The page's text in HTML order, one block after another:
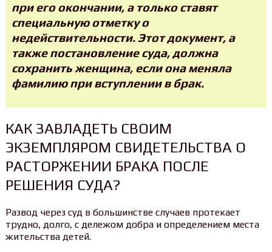
при его окончании, а только ставят
специальную отметку о
недействительности. Этот документ, а
также постановление суда, должна
сохранить женщина, если она меняла
фамилию при вступлении в брак.
КАК ЗАВЛАДЕТЬ СВОИМ
ЭКЗЕМПЛЯРОМ СВИДЕТЕЛЬСТВА О
РАСТОРЖЕНИИ БРАКА ПОСЛЕ
РЕШЕНИЯ СУДА?
Развод через суд в большинстве случаев протекает
трудно, долго, с дележом добра и определением места
жительства детей.